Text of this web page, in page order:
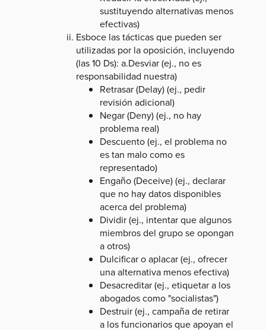
sustituyendo alternativas menos
efectivas)
Esboce las tácticas que pueden ser
utilizadas por la oposición, incluyendo
(las 10 Ds): a.Desviar (ej., no es
responsabilidad nuestra)
Retrasar (Delay) (ej., pedir
revisión adicional)
Negar (Deny) (ej., no hay
problema real)
Descuento (ej., el problema no
es tan malo como es
representado)
Engaño (Deceive) (ej., declarar
que no hay datos disponibles
acerca del problema)
Dividir (ej., intentar que algunos
miembros del grupo se opongan
a otros)
Dulcificar o aplacar (ej., ofrecer
una alternativa menos efectiva)
Desacreditar (ej., etiquetar a los
abogados como "socialistas")
Destruir (ej., campaña de retirar
a los funcionarios que apoyan el